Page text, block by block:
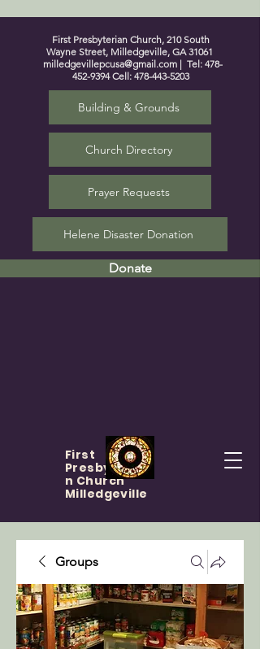
First Presbyterian Church, 210 South
Wayne Street, Milledgeville, GA 31061
milledgevillepcusa@gmail.com | Tel: 478-
452-9394Cell: 478-443-5203
Building & Grounds
Church Directory
Prayer Requests
Helene Disaster Donation
Donate
First
Presbyteria
n Church
Milledgeville
Groups